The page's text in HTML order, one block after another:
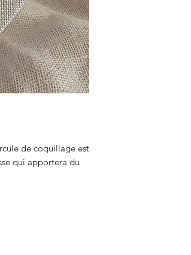
de coquillage est
qui apportera du